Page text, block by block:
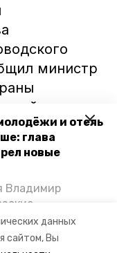
данных
сайтом, Вы
и отель
глава
новые
Владимир
и
о
министр